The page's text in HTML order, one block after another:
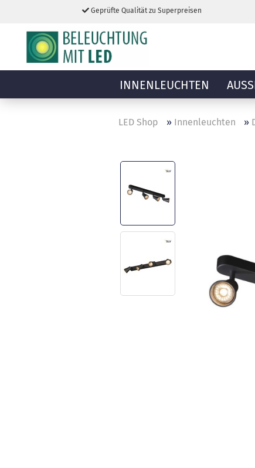
Geprüfte Qualität zu Superpreisen
INNENLEUCHTEN
LED Shop » Innenleuchten »